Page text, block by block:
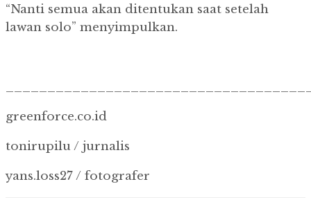
“Nanti semua akan ditentukan saat setelah
lawan solo” menyimpulkan.
greenforce.co.id
tonirupilu / jurnalis
yans.loss27 / fotografer